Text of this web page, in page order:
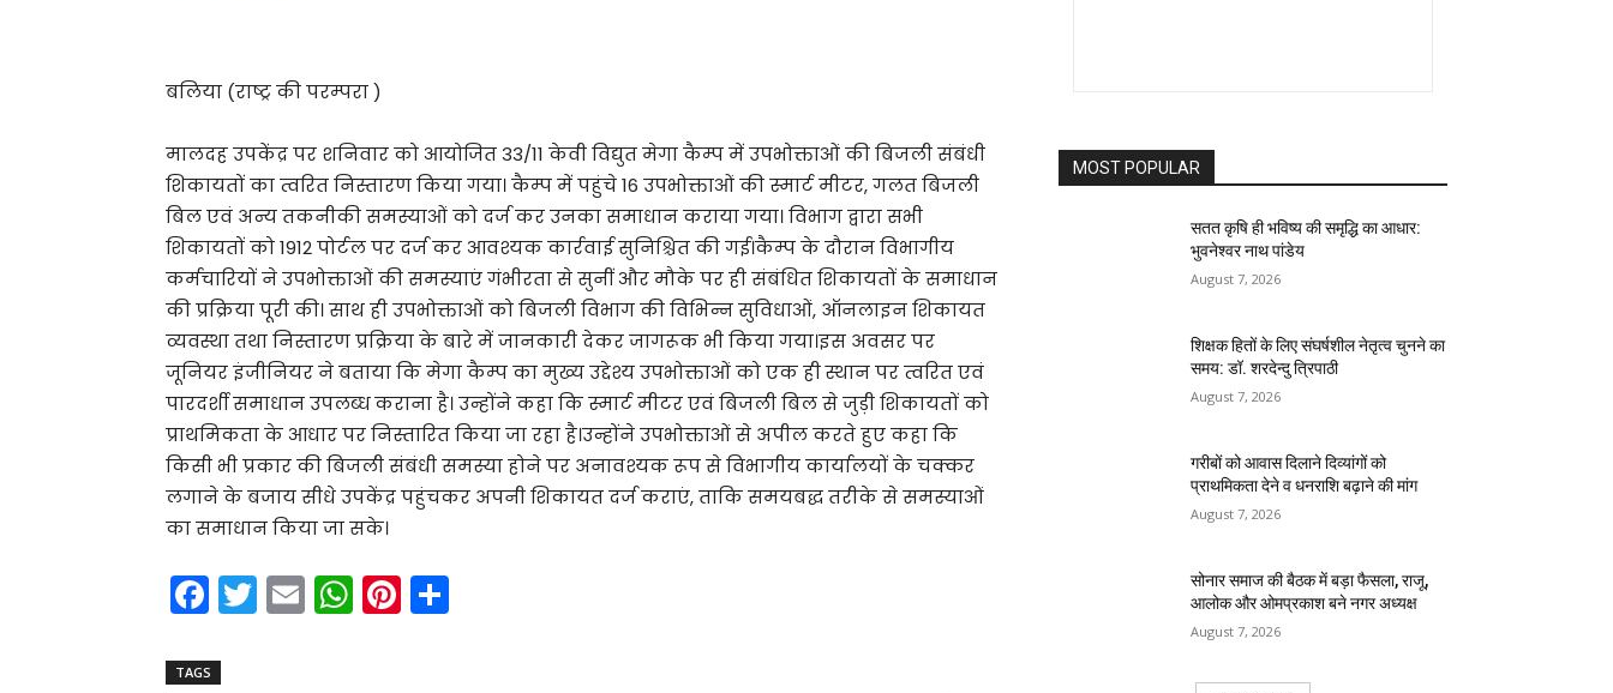
बलिया (राष्ट्र की परम्परा )
मालदह उपकेंद्र पर शनिवार को आयोजित 33/11 केवी विद्युत मेगा कैम्प में उपभोक्ताओं की बिजली संबंधी
शिकायतों का त्वरित निस्तारण किया गया। कैम्प में पहुंचे 16 उपभोक्ताओं की स्मार्ट मीटर, गलत बिजली
बिल एवं अन्य तकनीकी समस्याओं को दर्ज कर उनका समाधान कराया गया। विभाग द्वारा सभी
शिकायतों को 1912 पोर्टल पर दर्ज कर आवश्यक कार्रवाई सुनिश्चित की गई।कैम्प के दौरान विभागीय
कर्मचारियों ने उपभोक्ताओं की समस्याएं गंभीरता से सुनीं और मौके पर ही संबंधित शिकायतों के समाधान
की प्रक्रिया पूरी की। साथ ही उपभोक्ताओं को बिजली विभाग की विभिन्न सुविधाओं, ऑनलाइन शिकायत
व्यवस्था तथा निस्तारण प्रक्रिया के बारे में जानकारी देकर जागरूक भी किया गया।इस अवसर पर
जूनियर इंजीनियर ने बताया कि मेगा कैम्प का मुख्य उद्देश्य उपभोक्ताओं को एक ही स्थान पर त्वरित एवं
पारदर्शी समाधान उपलब्ध कराना है। उन्होंने कहा कि स्मार्ट मीटर एवं बिजली बिल से जुड़ी शिकायतों को
प्राथमिकता के आधार पर निस्तारित किया जा रहा है।उन्होंने उपभोक्ताओं से अपील करते हुए कहा कि
किसी भी प्रकार की बिजली संबंधी समस्या होने पर अनावश्यक रूप से विभागीय कार्यालयों के चक्कर
लगाने के बजाय सीधे उपकेंद्र पहुंचकर अपनी शिकायत दर्ज कराएं, ताकि समयबद्ध तरीके से समस्याओं
का समाधान किया जा सके।
F
a
c
T
w
E
m
W
h
Pi
nt
TAGS
MOST POPULAR
सतत कृषि ही भविष्य की समृद्धि का आधार:
भुवनेश्वर नाथ पांडेय
August 7, 2026
शिक्षक हितों के लिए संघर्षशील नेतृत्व चुनने का
समय: डॉ. शरदेन्दु त्रिपाठी
August 7, 2026
गरीबों को आवास दिलाने दिव्यांगों को
प्राथमिकता देने व धनराशि बढ़ाने की मांग
August 7, 2026
सोनार समाज की बैठक में बड़ा फैसला, राजू,
आलोक और ओमप्रकाश बने नगर अध्यक्ष
August 7, 2026